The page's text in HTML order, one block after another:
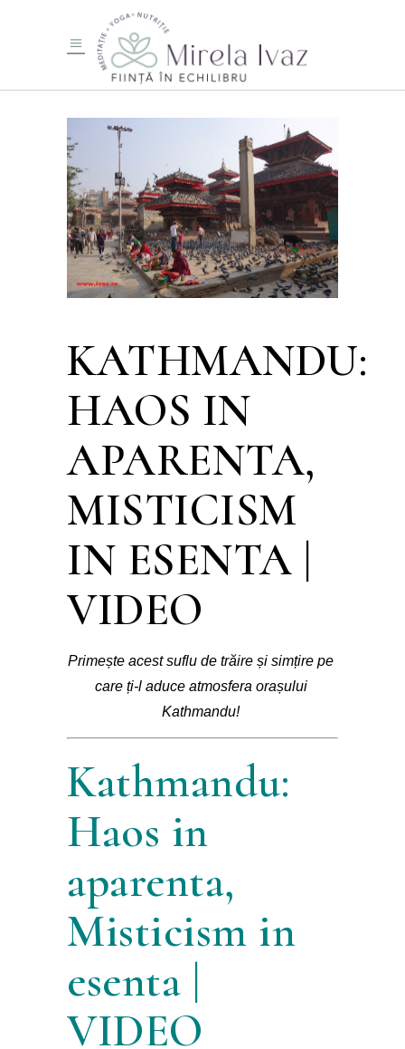
KATHMANDU:
HAOS IN
APARENTA,
MISTICISM
IN ESENTA |
VIDEO
Primește acest suflu de trăire și simțire pe
care ți-l aduce atmosfera orașului
Kathmandu!
Kathmandu:
Haos in
aparenta,
Misticism in
esenta |
VIDEO